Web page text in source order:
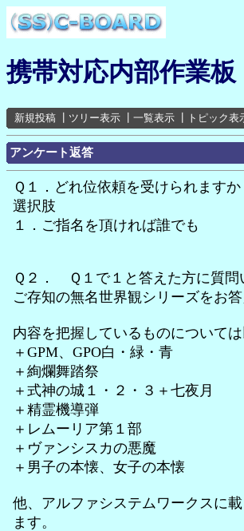
携帯対応内部作業板
新規投稿 ツリー表示 一覧表示 トピック表
アンケート返答
Ｑ１．どれ位依頼を受けられます
選択肢
１．ご指名を頂ければ誰でも
Ｑ２． Ｑ１で１と答えた方に質問
ご存知の無名世界観シリーズをお答
内容を把握しているものについては
＋GPM、GPO白・緑・青
＋絢爛舞踏祭
＋式神の城１・２・３＋七夜月
＋精霊機導弾
＋レムーリア第１部
＋ヴァンシスカの悪魔
＋男子の本懐、女子の本懐
他、アルファシステムワークスに
ます。